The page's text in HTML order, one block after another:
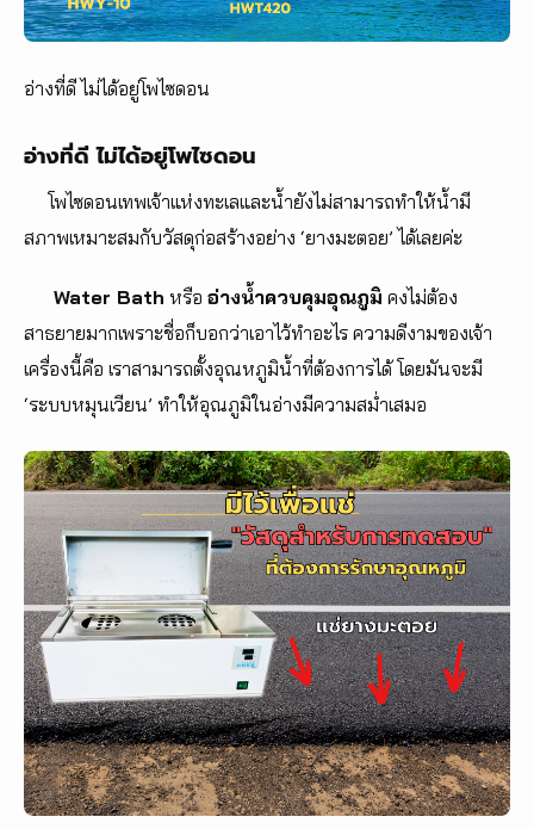
อ่างที่ดี ไม่ได้อยู่โพไซดอน
อ่างที่ดี ไม่ได้อยู่โพไซดอน
โพไซดอนเทพเจ้าแห่งทะเลและน้ำยังไม่สามารถทำให้น้ำมี
สภาพเหมาะสมกับวัสดุก่อสร้างอย่าง ‘ยางมะตอย’ ได้เลยค่ะ
Water Bath หรือ อ่างน้ำควบคุมอุณภูมิ คงไม่ต้อง
สาธยายมากเพราะชื่อก็บอกว่าเอาไว้ทำอะไร ความดีงามของเจ้า
เครื่องนี้คือ เราสามารถตั้งอุณหภูมิน้ำที่ต้องการได้ โดยมันจะมี
‘ระบบหมุนเวียน’ ทำให้อุณภูมิในอ่างมีความสม่ำเสมอ